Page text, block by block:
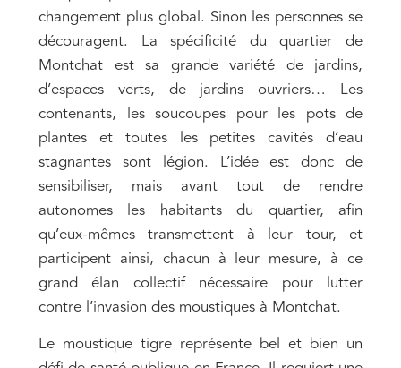
changement plus global. Sinon les personnes se
découragent. La spécificité du quartier de
Montchat est sa grande variété de jardins,
d’espaces verts, de jardins ouvriers… Les
contenants, les soucoupes pour les pots de
plantes et toutes les petites cavités d’eau
stagnantes sont légion. L’idée est donc de
sensibiliser, mais avant tout de rendre
autonomes les habitants du quartier, afin
qu’eux-mêmes transmettent à leur tour, et
participent ainsi, chacun à leur mesure, à ce
grand élan collectif nécessaire pour lutter
contre l’invasion des moustiques à Montchat.
Le moustique tigre représente bel et bien un